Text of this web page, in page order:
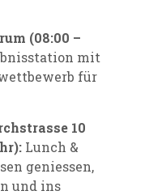
(08:00 –
mit
für
10
Lunch &
geniessen,
und ins